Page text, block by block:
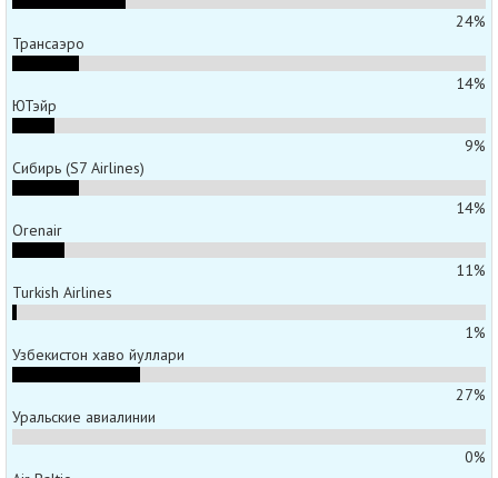
24%
Трансаэро
14%
ЮТэйр
9%
Сибирь (S7 Airlines)
14%
Orenair
11%
Turkish Airlines
1%
Узбекистон хаво йуллари
27%
Уральские авиалинии
0%